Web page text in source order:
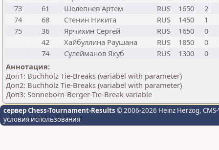
73
61 Шелепнев Артем RUS 1650
2
74
68 Стенин Никита RUS 1450
1
75
36 Ярчихин Сергей RUS 1650
0
42
Хайбуллина Раушана RUS 1850
0
74
Сулейманов Якуб RUS 1300
0
Аннотация:
Доп1: Buchholz Tie-Breaks (variabel with parameter)
Доп2: Buchholz Tie-Breaks (variabel with parameter)
Доп3: Sonneborn-Berger-Tie-Break variable
сервер Chess-Tournament-Results © 2006-2026 Heinz Herzog,
условия использования